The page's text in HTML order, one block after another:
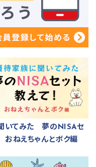
いてみた 夢のNISAセ
おねえちゃんとボク編